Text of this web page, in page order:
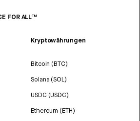
FOR ALL™
Kryptowährungen
Bitcoin (BTC)
Solana (SOL)
USDC (USDC)
Ethereum (ETH)